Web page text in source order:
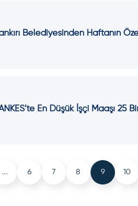
Belediyesinden Haftanın
En Düşük İşçi Maaşı 25
... 6 7 8 9 10